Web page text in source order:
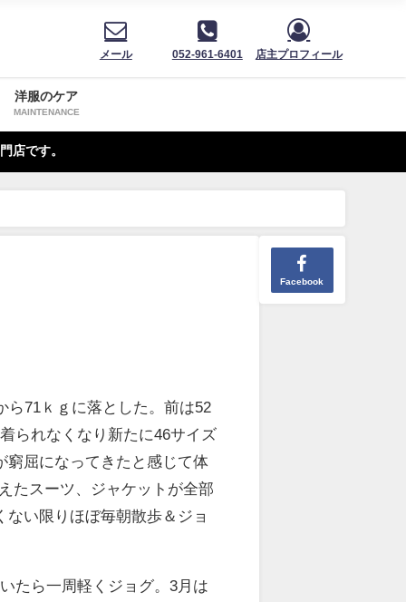
メール 052-961-6401 店主プロフィール
洋服のケア
MAINTENANCE
店です。
Facebook
ら71ｋｇに落とした。前は52
られなくなり新たに46サイズ
窮屈になってきたと感じて体
たスーツ、ジャケットが全部
い限りほぼ毎朝散歩＆ジョ
たら一周軽くジョグ。3月は